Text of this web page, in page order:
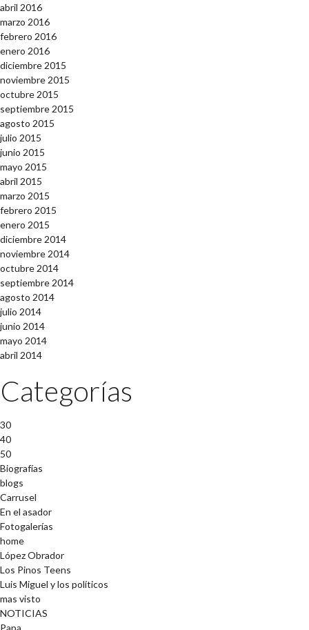
abril 2016
marzo 2016
febrero 2016
enero 2016
diciembre 2015
noviembre 2015
octubre 2015
septiembre 2015
agosto 2015
julio 2015
junio 2015
mayo 2015
abril 2015
marzo 2015
febrero 2015
enero 2015
diciembre 2014
noviembre 2014
octubre 2014
septiembre 2014
agosto 2014
julio 2014
junio 2014
mayo 2014
abril 2014
Categorías
30
40
50
Biografías
blogs
Carrusel
En el asador
Fotogalerías
home
López Obrador
Los Pinos Teens
Luis Miguel y los políticos
mas visto
NOTICIAS